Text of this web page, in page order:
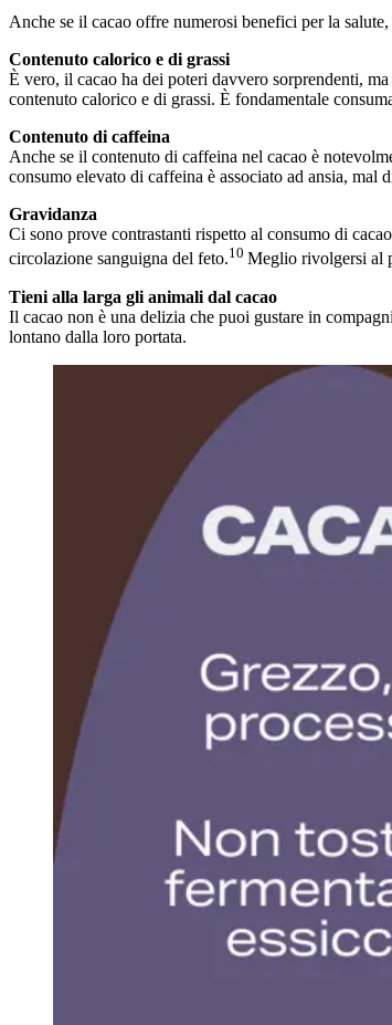
Anche se il cacao offre numerosi benefici per la
Contenuto calorico e di grassi
È vero, il cacao ha dei poteri davvero sorprendenti,
contenuto calorico e di grassi. È fondamentale
Contenuto di caffeina
Anche se il contenuto di caffeina nel cacao è
consumo elevato di caffeina è associato ad ansia, mal
Gravidanza
Ci sono prove contrastanti rispetto al consumo di
circolazione sanguigna del feto.10 Meglio rivolgersi al
Tieni alla larga gli animali dal cacao
Il cacao non è una delizia che puoi gustare in
lontano dalla loro portata.